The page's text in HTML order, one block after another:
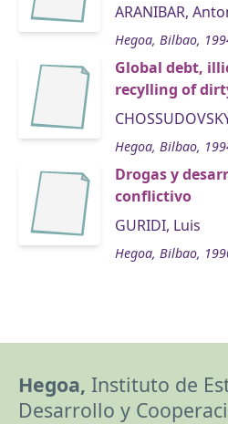
ARANIBAR,
Hegoa, Bilbao,
Global debt,
recylling of
Hegoa, Bilbao,
Drogas y
conflictivo
GURIDI, Luis
Hegoa, Bilbao,
Hegoa, Instituto de
Desarrollo y